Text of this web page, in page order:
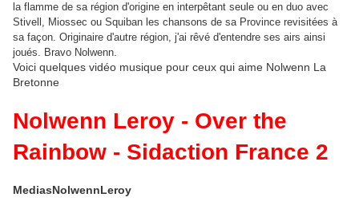
la flamme de sa région d'origine en interpêtant seule ou en duo avec
Stivell, Miossec ou Squiban les chansons de sa Province revisitées à
sa façon. Originaire d'autre région, j'ai rêvé d'entendre ses airs ainsi
joués. Bravo Nolwenn
Voici quelques vidéo musique pour ceux qui aime Nolwenn La
Bretonne
Nolwenn Leroy - Over the
Rainbow - Sidaction France 2
MediasNolwennLeroy